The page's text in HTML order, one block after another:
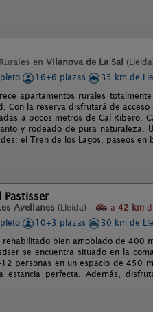
en Vilanova de La Sal
16+6 plazas
35 km de
apartamentos rurales
Con la reserva disfrutará de
a pocos metros de Cal Ribero.
y rodeado de pura naturaleza.
el Tren de los Lagos, paseos en
Pastisser
Avellanes (Lleida) a 42 km
10+3 plazas
30 km de
rehabilitado bien amoblado de 400
se encuentra situado en la
personas en un espacio de 450
estancia perfecta. Además,